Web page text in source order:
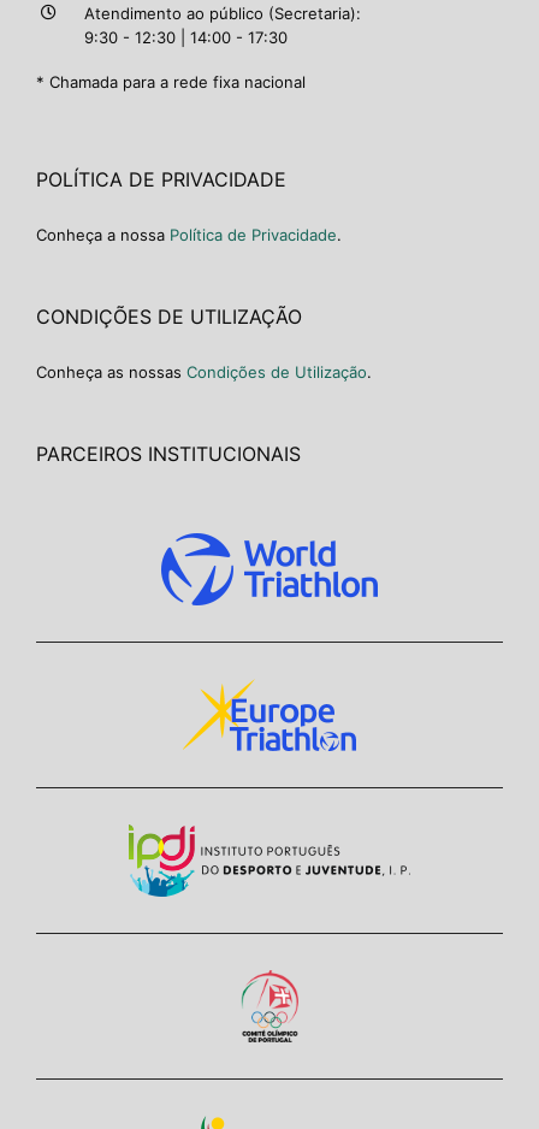
Atendimento ao público (Secretaria):
9:30 - 12:30 | 14:00 - 17:30
* Chamada para a rede fixa nacional
POLÍTICA DE PRIVACIDADE
Conheça a nossa Política de Privacidade.
CONDIÇÕES DE UTILIZAÇÃO
Conheça as nossas Condições de Utilização.
PARCEIROS INSTITUCIONAIS